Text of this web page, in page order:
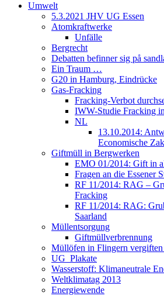
Umwelt
5.3.2021 JHV UG Essen
Atomkraftwerke
Unfälle
Bergrecht
Debatten befinner sig på
Ein Traum …
G20 in Hamburg, Eindrücke
Gas-Fracking
Fracking-Verbot
IWW-Studie Fracking
NL
13.10.2014:
Economische
Giftmüll in Bergwerken
EMO 01/2014: Gift in
Fragen an die Essener
RF 11/2014: RAG –
Fracking
RF 11/2014: RAG:
Saarland
Müllentsorgung
Giftmüllverbrennung
Müllöfen in Flingern
UG_Plakate
Wasserstoff: Klimaneutrale
Weltklimatag 2013
Energiewende